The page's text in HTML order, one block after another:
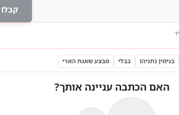
בנימין נתניהו בבלי מבצע שאגת הארי
האם הכתבה עניינה אותך?